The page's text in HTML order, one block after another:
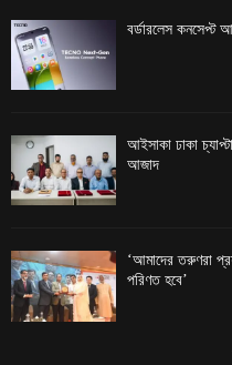
বর্ডারলেস কনসেপ্ট
আইসাকা ঢাকা
আজাদ
‘আমাদের তরুণরা
পরিণত হবে’